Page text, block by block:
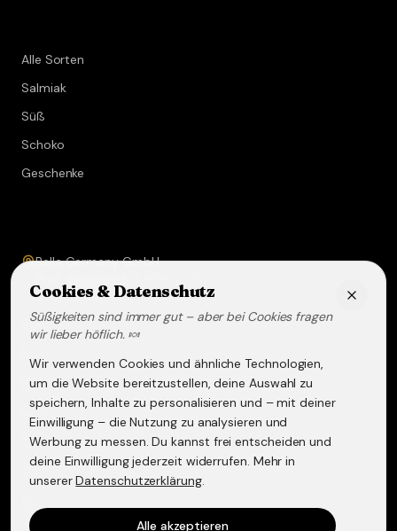
Alle Sorten
Salmiak
Süß
Schoko
Geschenke
Bella Germany GmbH
67583 Guntersblum
+49 (0) 6249 - 293158
@lakritzspezialitaeten
Versand & Lieferung
Widerruf & Rückgabe
Datenschutzerklärung
Cookies & Datenschutz
Süßigkeiten sind immer gut – aber bei Cookies fragen
wir lieber höflich. 🍬
Wir verwenden Cookies und ähnliche Technologien,
um die Website bereitzustellen, deine Auswahl zu
speichern, Inhalte zu personalisieren und – mit deiner
Einwilligung – die Nutzung zu analysieren und
Werbung zu messen. Du kannst frei entscheiden und
deine Einwilligung jederzeit widerrufen. Mehr in
unserer Datenschutzerklärung.
Alle akzeptieren